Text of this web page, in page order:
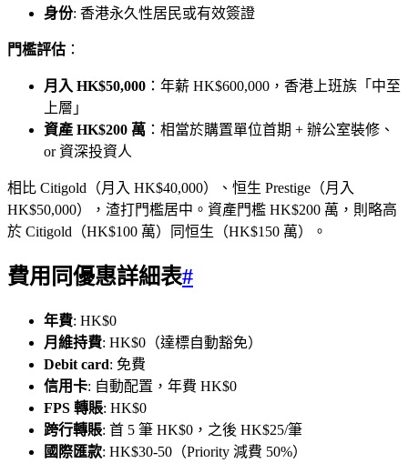
身份: 香港永久性居民或有效簽證
門檻評估 ：
月入 HK$50,000 ：年薪 HK$600,000，香港上班族「中至
上層」
資產 HK$200 萬 ：相當於購置單位首期 + 辦公室裝修、
or 資深投資人
相比 Citigold（月入 HK$40,000）、恒生 Prestige（月入
HK$50,000），渣打門檻居中。資產門檻 HK$200 萬，則略高
於 Citigold（HK$100 萬）同恒生（HK$150 萬）。
費用同優惠詳細表#
年費: HK$0
月維持費: HK$0（達標自動豁免）
Debit card: 免費
信用卡: 自動配置，年費 HK$0
FPS 轉賬: HK$0
跨行轉賬: 首 5 筆 HK$0，之後 HK$25/筆
國際匯款: HK$30-50（Priority 減費 50%）